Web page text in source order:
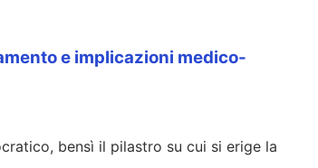
e implicazioni medico-
bensì il pilastro su cui si erige la